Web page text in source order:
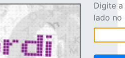
Digite
lado no